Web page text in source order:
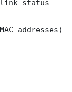
status
addresses)